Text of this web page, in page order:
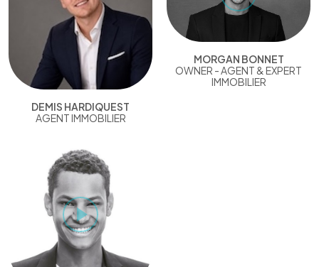
DEMIS HARDIQUEST
AGENT IMMOBILIER
MORGAN BONNET
OWNER - AGENT & EXPERT
IMMOBILIER